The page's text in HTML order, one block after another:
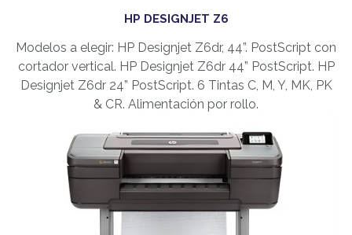
HP DESIGNJET Z6
Modelos a elegir: HP Designjet Z6dr, 44”. PostScript con
cortador vertical. HP Designjet Z6dr 44” PostScript. HP
Designjet Z6dr 24” PostScript. 6 Tintas C, M, Y, MK, PK
& CR. Alimentación por rollo.